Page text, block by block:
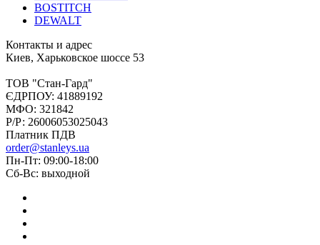
BOSTITCH
DEWALT
Контакты и адрес
Киев, Харьковское шоссе 53
ТОВ "Стан-Гард"
ЄДРПОУ: 41889192
МФО: 321842
Р/Р: 26006053025043
Платник ПДВ
order@stanleys.ua
Пн-Пт: 09:00-18:00
Сб-Вс: выходной